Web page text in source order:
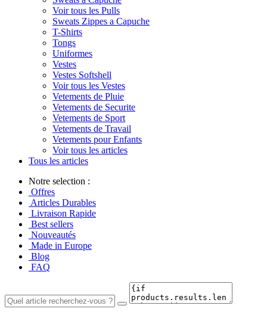
Voir tous les Pulls
Sweats Zippes a Capuche
T-Shirts
Tongs
Uniformes
Vestes
Vestes Softshell
Voir tous les Vestes
Vetements de Pluie
Vetements de Securite
Vetements de Sport
Vetements de Travail
Vetements pour Enfants
Voir tous les articles
Tous les articles
Notre selection :
Offres
Articles Durables
Livraison Rapide
Best sellers
Nouveautés
Made in Europe
Blog
FAQ